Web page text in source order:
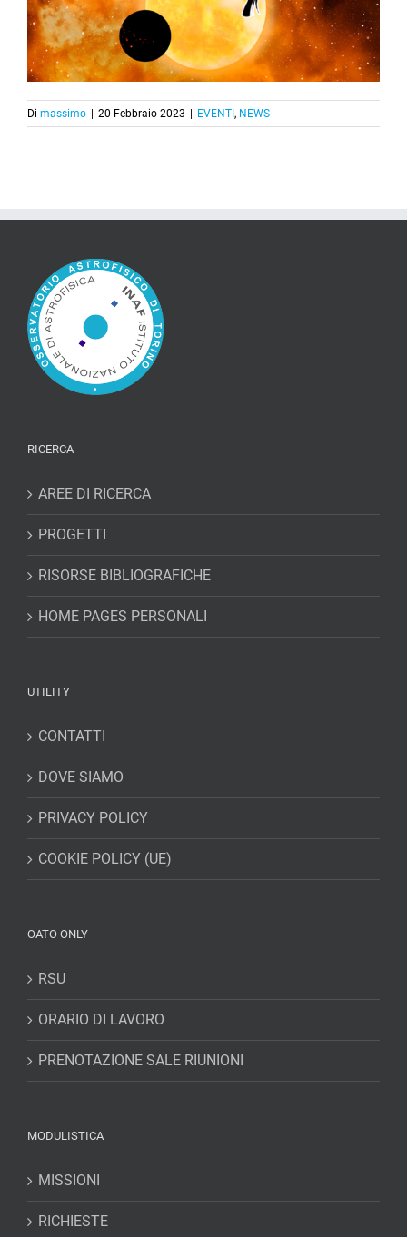
Di massimo 20 Febbraio 2023 EVENTI , NEWS
RICERCA
AREE DI RICERCA
PROGETTI
RISORSE BIBLIOGRAFICHE
HOME PAGES PERSONALI
UTILITY
CONTATTI
DOVE SIAMO
PRIVACY POLICY
COOKIE POLICY (UE)
OATO ONLY
RSU
ORARIO DI LAVORO
PRENOTAZIONE SALE RIUNIONI
MODULISTICA
MISSIONI
RICHIESTE